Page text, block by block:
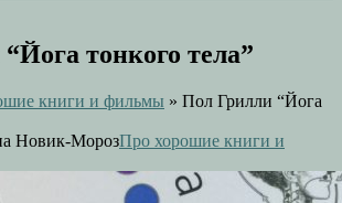
тонкого тела”
книги и фильмы » Пол Грилли “Йога
Новик-МорозПро хорошие книги и